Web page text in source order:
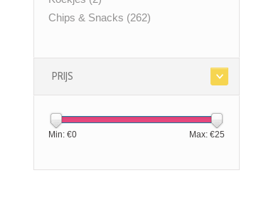
Chips & Snacks (262)
PRIJS
Min: €0 Max: €25